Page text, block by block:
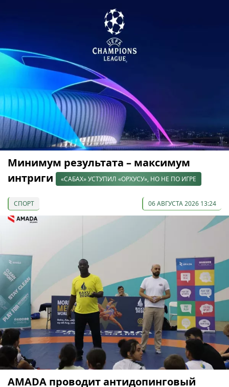
Минимум результата – максимум
интриги
«САБАХ» УСТУПИЛ «ОРХУСУ», НО НЕ ПО ИГРЕ
СПОРТ 06 АВГУСТА 2026 13:24
AMADA проводит антидопинговый